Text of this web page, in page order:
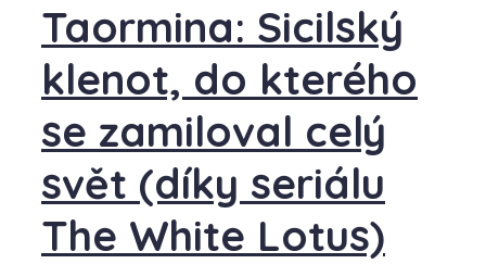
Taormina: Sicilský
klenot, do kterého
se zamiloval celý
svět (díky seriálu
The White Lotus)